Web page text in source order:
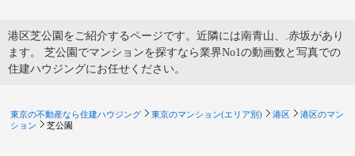
港区芝公園をご紹介するページです。近隣には南青山、.赤坂があり
ます。 芝公園でマンションを探すなら業界No1の動画数と写真での
住建ハウジングにお任せください。
東京の不動産なら住建ハウジング 東京のマンション(エリア別) 港区
港区のマン
ション
芝公園